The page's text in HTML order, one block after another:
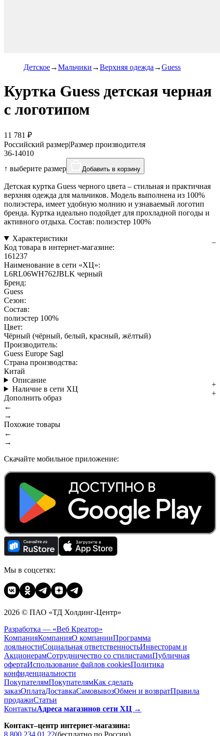
Детское Мальчики Верхняя одежда Guess
Куртка Guess детская черная
с логотипом
11 781 ₽
Российский размер|Размер производителя
36-14010
↑ выберите размер
Добавить в корзину
Детская куртка Guess черного цвета – стильная и практичная
верхняя одежда для мальчиков. Модель выполнена из 100%
полиэстера, имеет удобную молнию и узнаваемый логотип
бренда. Куртка идеально подойдет для прохладной погоды и
активного отдыха. Состав: полиэстер 100%
Характеристики
Код товара в интернет-магазине:
161237
Наименование в сети «ХЦ»:
L6RL06WH762JBLK черный
Бренд:
Guess
Сезон:
Состав:
полиэстер 100%
Цвет:
Чёрный (чёрный, белый, красный, жёлтый)
Производитель:
Guess Europe Sagl
Страна производства:
Китай
Описание
Наличие в сети ХЦ
Дополнить образ
←
→
Похожие товары
←
→
Скачайте мобильное приложение:
Мы в соцсетях:
2026 © ПАО «ТД Холдинг-Центр»
Разработка — «Веб Креатор»
КомпанияКомпанияО компанииПрограмма
лояльностиСоциальная ответственностьИнвесторам и
АкционерамСотрудничество со стилистамиПубличная
офертаИспользование файлов cookiesПолитика
конфиденциальности
ПокупателямПокупателямКак сделать
заказОплатаДоставкаCамовывозОбмен и возвратПравила
продажиСтатьи
КонтактыАдреса магазинов сети ХЦ →
Контакт–центр интернет-магазина:
8 800 234 01 22(бесплатно по России)